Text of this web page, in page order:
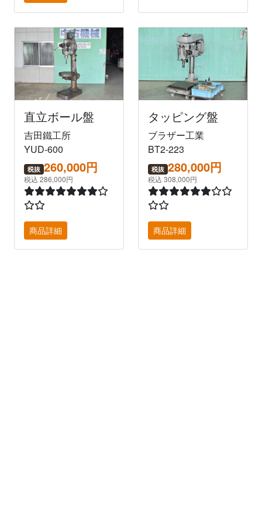
直立ボール盤
吉田鐵工所
YUD-600
税抜 260,000円
税込 286,000円
商品詳細
タッピング盤
ブラザー工業
BT2-223
税抜 280,000円
税込 308,000円
商品詳細